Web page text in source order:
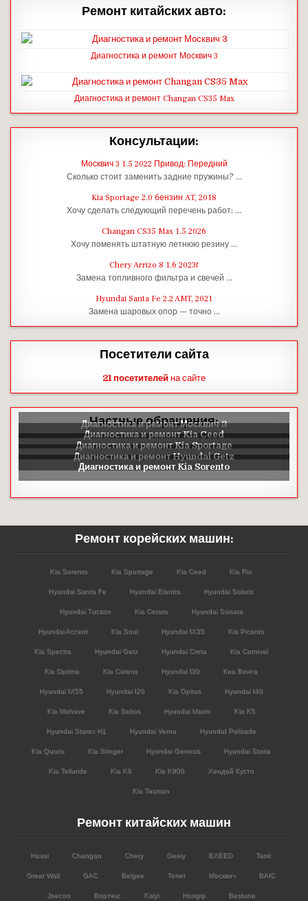
Ремонт китайских авто:
Диагностика и ремонт Москвич 3
Диагностика и ремонт Changan CS35 Max
Консультации:
Москвич 3 1.5 2022 Привод: Передний
Сколько стоит заменить задние пружины? …
Kia Sportage 2.0 бензин AT, 2018
Хочу сделать следующий перечень работ: …
Changan CS35 Max 1.5 2026
Хочу поменять штатную летнюю резину …
Chery Arrizo 8 1.6 2023г
Замена топливного фильтра и свечей …
Hyundai Santa Fe 2.2 AMT, 2021
Замена шаровых опор — точно …
Посетители сайта
21 посетителей на сайте
Частные обращения:
Ремонт корейских машин:
Kia Sorento Kia Sportage Kia Ceed Kia Rio
Hyundai Santa Fe Hyundai Elantra Hyundai Solaris
Hyundai Tucson Kia Cerato Hyundai Sonata
Hyundai Accent Kia Soul Hyundai IX35 Kia Picanto
Kia Spectra Hyundai Getz Hyundai Creta Kia Carnival
Kia Optima Kia Carens Hyundai I30 Киа Венга
Hyundai IX55 Hyundai I20 Kia Opirus Hyundai I40
Kia Mohave Kia Seltos Hyundai Matrix Kia K5
Hyundai Starex H1 Hyundai Verna HyundaI Palisade
Kia Quoris Kia Stinger Hyundai Genesis Hyundai Staria
Kia Telluride Kia K8 Kia K900 Хендай Кусто
Kia Tasman
Ремонт китайских машин
Haval Changan Chery Geely EXEED Tank
Great Wall GAC Belgee Tenet Москвич BAIC
Jaecoo Вортекс Kaiyi Hongqi Bestune